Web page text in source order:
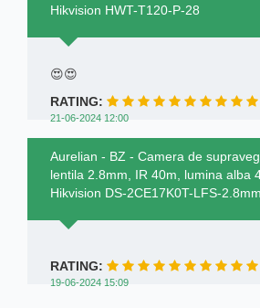
Hikvision HWT-T120-P-28
😍😍
RATING:
21-06-2024 12:00
Aurelian - BZ - Camera de
lentila 2.8mm, IR 40m, lumina alba
Hikvision DS-2CE17K0T-LFS-2.8mm
RATING:
19-06-2024 15:09